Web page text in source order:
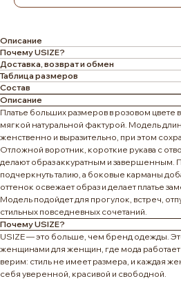
Описание
Почему USIZE?
Доставка, возврат и обмен
Таблица размеров
Состав
Описание
Платье больших размеров в розовом цвете
мягкой натуральной фактурой. Модель
женственно и выразительно, при этом
Отложной воротник, короткие рукава с
делают образ аккуратным и завершенным.
подчеркнуть талию, а боковые карманы
оттенок освежает образ и делает платье
Модель подойдет для прогулок, встреч,
стильных повседневных сочетаний.
Почему USIZE?
USIZE — это больше, чем бренд одежды.
женщинами для женщин, где мода работает
верим: стиль не имеет размера, и каждая
себя уверенной, красивой и свободной.